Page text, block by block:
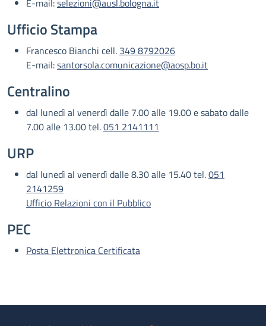
E-mail:selezioni@ausl.bologna.it
Ufficio Stampa
Francesco Bianchi cell. 349 8792026
E-mail:santorsola.comunicazione@aosp.bo.it
Centralino
dal lunedì al venerdì dalle 7.00 alle 19.00 e sabato dalle
7.00 alle 13.00 tel.051 2141111
URP
dal lunedì al venerdì dalle 8.30 alle 15.40 tel.051
2141259
Ufficio Relazioni con il Pubblico
PEC
Posta Elettronica Certificata